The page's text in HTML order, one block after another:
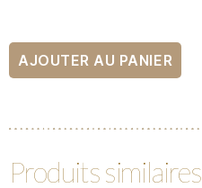
AJOUTER AU PANIER
Produits similaires